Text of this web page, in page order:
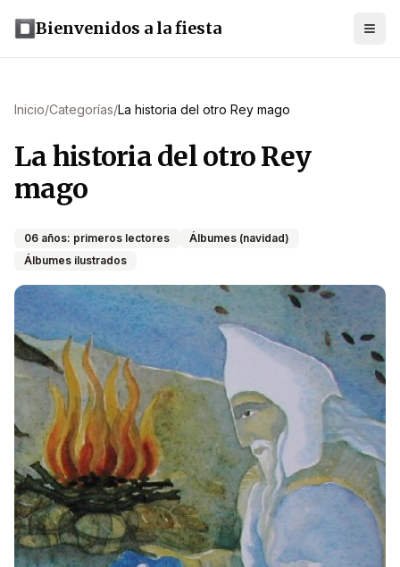
Bienvenidos a la fiesta
Inicio/Categorías/La historia del otro Rey mago
La historia del otro Rey
mago
06 años: primeros lectores
Álbumes (navidad)
Álbumes ilustrados